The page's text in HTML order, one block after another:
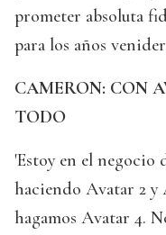
prometer absoluta
para los años
CAMERON: CON
TODO
'Estoy en el negocio
haciendo Avatar 2 y
hagamos Avatar 4.